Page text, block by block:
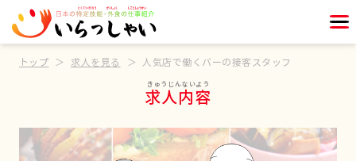
トップ 求人を見る 人気店で働くバーの接客スタッフ
求人内容